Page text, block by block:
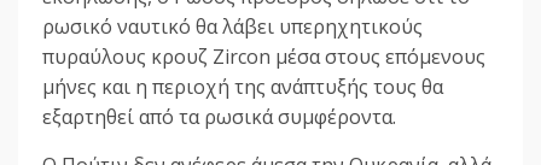
ρωσικό ναυτικό θα λάβει υπερηχητικούς
πυραύλους κρουζ Zircon μέσα στους επόμενους
μήνες και η περιοχή της ανάπτυξής τους θα
εξαρτηθεί από τα ρωσικά συμφέροντα.